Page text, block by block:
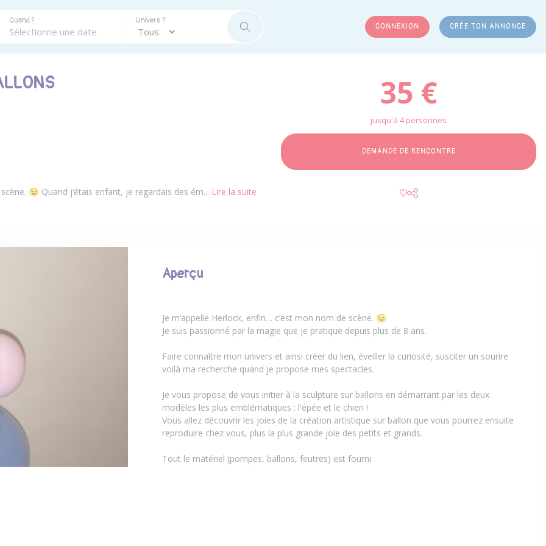
Quand ? Univers ?
RECHERCHER CONNEXION CRÉE TON ANNONCE
😉 Quand j’étais enfant, je regardais des ém... Lire la suite
35 €
jusqu'à 4 personnes
DEMANDE DE RENCONTRE
Aperçu
Je m’appelle Herlock, enfin… c’est mon nom de scène. 😉
Je suis passionné par la magie que je pratique depuis plus de 8 ans.
Faire connaître mon univers et ainsi créer du lien, éveiller la curiosité, susciter un sourire
voilà ma recherche quand je propose mes spectacles.
Je vous propose de vous initier à la sculpture sur ballons en démarrant par les deux
modèles les plus emblématiques : l'épée et le chien !
Vous allez découvrir les joies de la création artistique sur ballon que vous pourrez ensuite
reproduire chez vous, plus la plus grande joie des petits et grands.
Tout le matériel (pompes, ballons, feutres) est fourni.